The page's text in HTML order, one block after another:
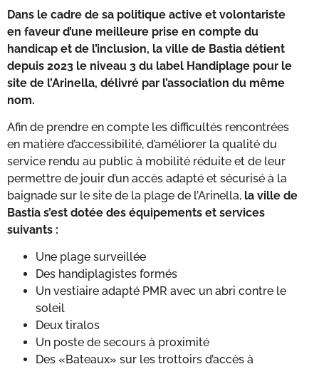
Dans le cadre de sa politique active et volontariste
en faveur d’une meilleure prise en compte du
handicap et de l’inclusion, la ville de Bastia détient
depuis 2023 le niveau 3 du label Handiplage pour le
site de l’Arinella, délivré par l’association du même
nom.
Afin de prendre en compte les difficultés rencontrées
en matière d’accessibilité, d’améliorer la qualité du
service rendu au public à mobilité réduite et de leur
permettre de jouir d’un accès adapté et sécurisé à la
baignade sur le site de la plage de l’Arinella, la ville de
Bastia s’est dotée des équipements et services
suivants :
Une plage surveillée
Des handiplagistes formés
Un vestiaire adapté PMR avec un abri contre le
soleil
Deux tiralos
Un poste de secours à proximité
Des «Bateaux» sur les trottoirs d’accès à